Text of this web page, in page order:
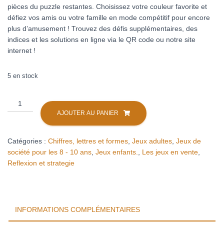
pièces du puzzle restantes. Choisissez votre couleur favorite et
défiez vos amis ou votre famille en mode compétitif pour encore
plus d’amusement ! Trouvez des défis supplémentaires, des
indices et les solutions en ligne via le QR code ou notre site
internet !
5 en stock
quantité
de
expert
AJOUTER AU PANIER
Catégories : Chiffres, lettres et formes Jeux adultes Jeux de
société pour les 8 - 10 ans Jeux enfants. Les jeux en vente
Reflexion et strategie
INFORMATIONS COMPLÉMENTAIRES